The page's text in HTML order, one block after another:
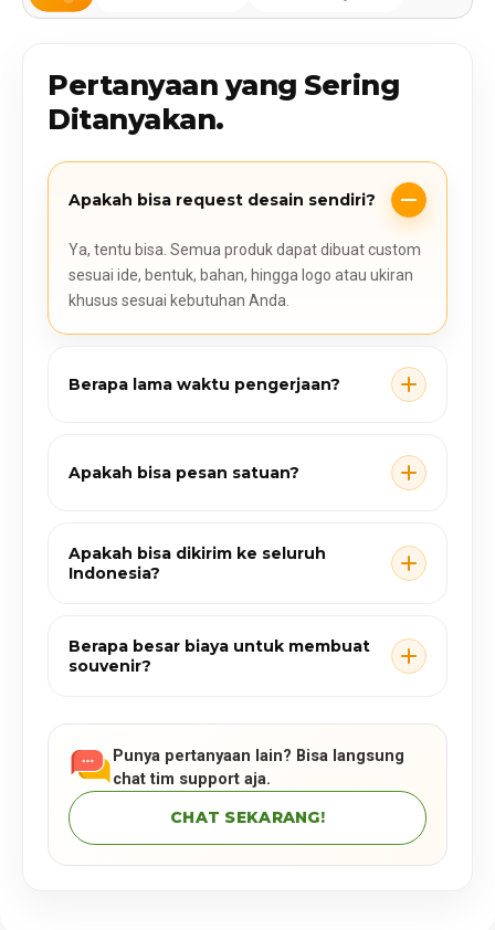
Pertanyaan yang Sering
Ditanyakan.
Apakah bisa request desain sendiri?
Ya, tentu bisa. Semua produk dapat dibuat custom
sesuai ide, bentuk, bahan, hingga logo atau ukiran
khusus sesuai kebutuhan Anda.
Berapa lama waktu pengerjaan?
Apakah bisa pesan satuan?
Apakah bisa dikirim ke seluruh
Indonesia?
Berapa besar biaya untuk membuat
souvenir?
Punya pertanyaan lain? Bisa langsung
chat tim support aja.
CHAT SEKARANG!